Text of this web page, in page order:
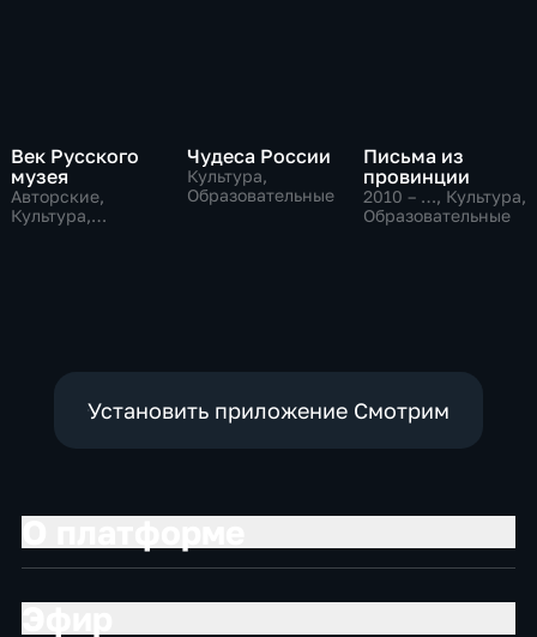
Век Русского
музея
Авторские,
Культура,
Чудеса России
Культура,
Образовательные
Письма из
провинции
2010 – …, Культура,
Образовательные
Установить приложение Смотрим